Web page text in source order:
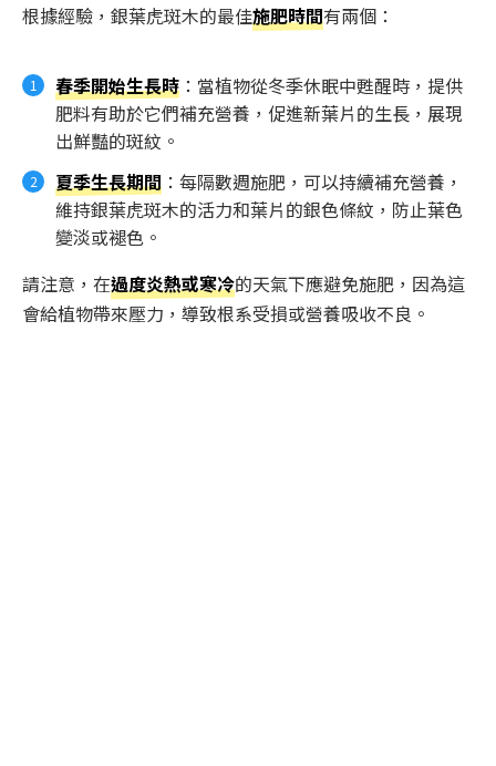
根據經驗，銀葉虎斑木的最佳施肥時間有兩個：
春季開始生長時 ：當植物從冬季休眠中甦醒時，提供
肥料有助於它們補充營養，促進新葉片的生長，展現
出鮮豔的斑紋。
夏季生長期間 ：每隔數週施肥，可以持續補充營養，
維持銀葉虎斑木的活力和葉片的銀色條紋，防止葉色
變淡或褪色。
請注意，在過度炎熱或寒冷的天氣下應避免施肥，因為這
會給植物帶來壓力，導致根系受損或營養吸收不良。